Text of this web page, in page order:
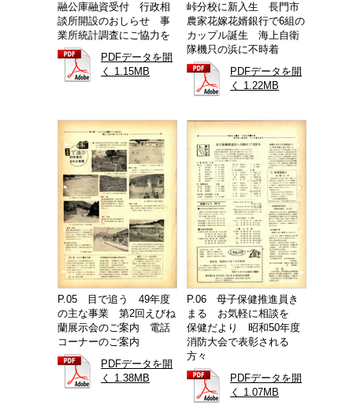
融公庫融資受付 行政相
談所開設のおしらせ 事
業所統計調査にご協力を
PDFデータを開
く 1.15MB
峠分校に新入生 長門市
農家花嫁花婿銀行で6組の
カップル誕生 海上自衛
隊機只の浜に不時着
PDFデータを開
く 1.22MB
P.05 目で追う 49年度
の主な事業 第2回えびね
蘭展示会のご案内 電話
コーナーのご案内
PDFデータを開
く 1.38MB
P.06 母子保健推進員き
まる お気軽に相談を
保健だより 昭和50年度
消防大会で表彰される
方々
PDFデータを開
く 1.07MB